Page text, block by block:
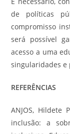
de políticas
compromisso
será possível
acesso a uma
singularidades e
REFERÊNCIAS
ANJOS, Hildete
inclusão: a